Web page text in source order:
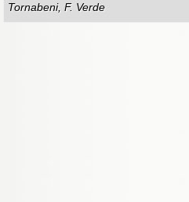
Tornabeni, F. Verde